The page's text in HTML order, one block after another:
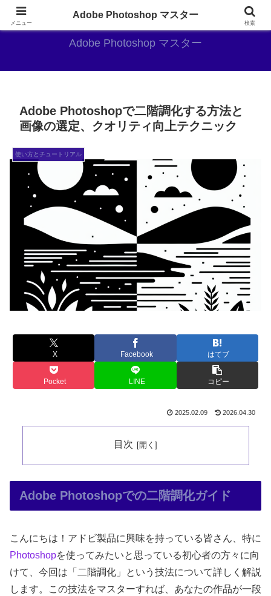
AdobePhotoshopがやっぱり最強
Adobe Photoshop マスター
Adobe Photoshopで二階調化する方法と
画像の選定、クオリティ向上テクニック
使い方とチュートリアル
X Facebook はてブ
Pocket LINE コピー
2025.02.09 2026.04.30
目次
Adobe Photoshopでの二階調化ガイド
こんにちは！アドビ製品に興味を持っている皆さん、特に
Photoshopを使ってみたいと思っている初心者の方々に向
けて、今回は「二階調化」という技法について詳しく解説
します。この技法をマスターすれば、あなたの作品が一段
メニュー
Adobe Photoshop マスター
検索